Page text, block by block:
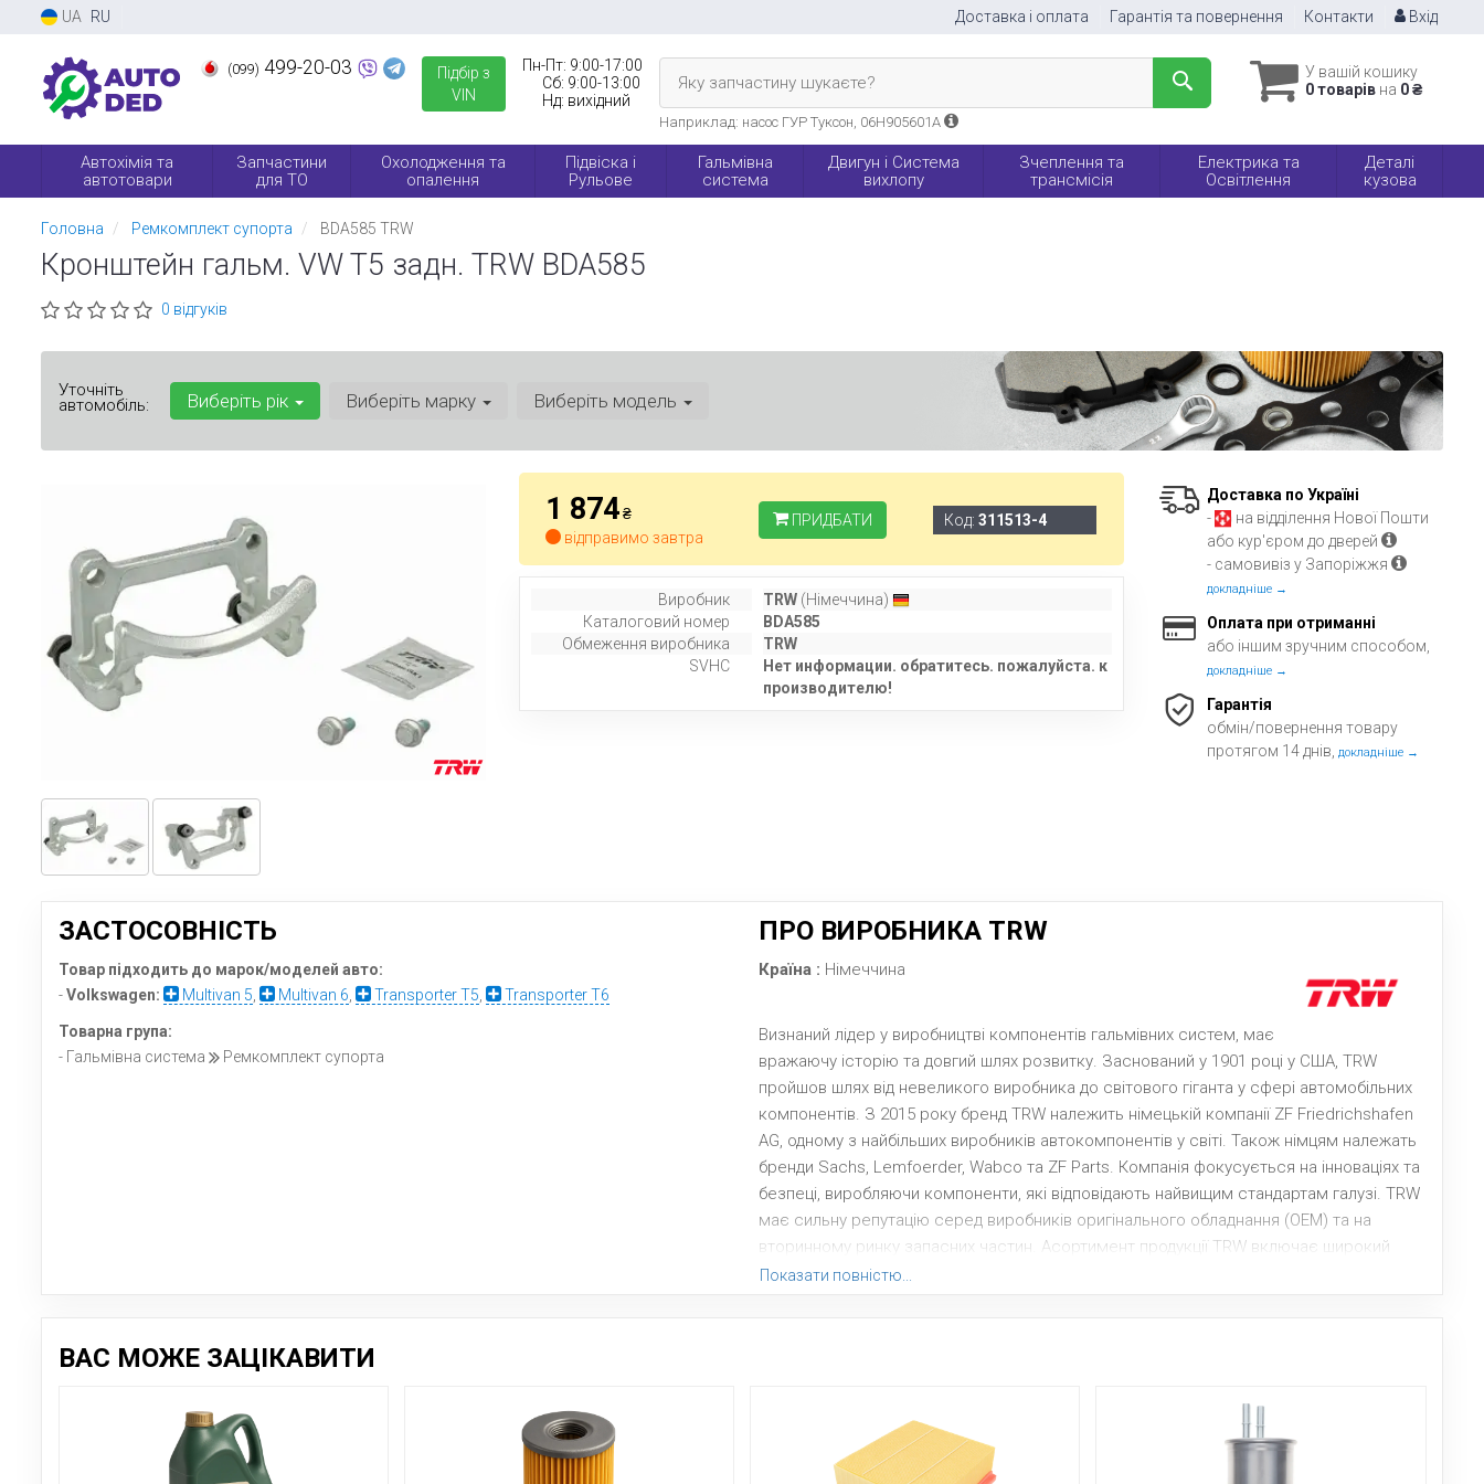
UA RU Доставка і оплата Гарантія та повернення Контакти Вхід
(099) 499-20-03
Підбір з
VIN
Пн-Пт: 9:00-17:00
Сб: 9:00-13:00
Нд: вихідний
У вашій кошику
0 товарів на 0 ₴
Яку запчастину шукаєте?
Наприклад: насос ГУР Туксон, 06H905601A
Автохімія та
автотовари
Запчастини
для ТО
Охолодження та
опалення
Підвіска і
Рульове
Гальмівна
система
Двигун і Система
вихлопу
Зчеплення та
трансмісія
Електрика та
Освітлення
Деталі
кузова
Головна Ремкомплект супорта BDA585 TRW
Кронштейн гальм. VW T5 задн. TRW BDA585
0 відгуків
Уточніть
автомобіль: Виберіть рік Виберіть марку Виберіть модель
1 874 ₴
відправимо завтра
ПРИДБАТИ Код:311513-4
Виробник TRW (Німеччина)
Каталоговий номер
BDA585
Обмеження виробника
TRW
SVHC
Нет информации. обратитесь. пожалуйста. к
производителю!
Доставка по Україні
-
на відділення Нової Пошти
або кур'єром до дверей
- самовивіз у Запоріжжя
докладніше →
Оплата при отриманні
або іншим зручним способом,
докладніше →
Гарантія
обмін/повернення товару
протягом 14 днів,докладніше →
ЗАСТОСОВНІСТЬ
Товар підходить до марок/моделей авто:
-Volkswagen: Multivan 5 Multivan 6 Transporter T5 Transporter T6
Товарна група:
- Гальмівна система
Ремкомплект супорта
ПРО ВИРОБНИКА TRW
Країна : Німеччина
Визнаний лідер у виробництві компонентів гальмівних систем, має
вражаючу історію та довгий шлях розвитку. Заснований у 1901 році у США, TRW
пройшов шлях від невеликого виробника до світового гіганта у сфері автомобільних
компонентів. З 2015 року бренд TRW належить німецькій компанії ZF Friedrichshafen
AG, одному з найбільших виробників автокомпонентів у світі. Також німцям належать
бренди Sachs, Lemfoerder, Wabco та ZF Parts. Компанія фокусується на інноваціях та
безпеці, виробляючи компоненти, які відповідають найвищим стандартам галузі. TRW
має сильну репутацію серед виробників оригінального обладнання (OEM) та на
вторинному ринку запасних частин. Асортимент продукції TRW включає широкий
спектр компонентів для гальмівних систем. Серед них - дискові та барабанні
автокомпонентів, включаючи рульові системи та підвіску. Це дозволяє компанії
відповідати різноманітним потребам автомобільної промисловості. Завдяки своєму
інноваційному підходу, TRW зуміла здобути довіру споживачів і встановити себе як
Показати повністю...
ВАС МОЖЕ ЗАЦІКАВИТИ